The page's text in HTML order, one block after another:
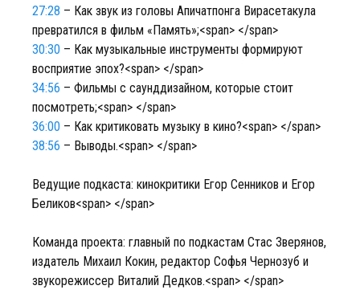
27:28 – Как звук из головы Апичатпонга Вирасетакула
превратился в фильм «Память»;<span> </span>
30:30 – Как музыкальные инструменты формируют
восприятие эпох?<span> </span>
34:56 – Фильмы с саунддизайном, которые стоит
посмотреть;<span> </span>
36:00 – Как критиковать музыку в кино?<span> </span>
38:56 – Выводы.<span> </span>
Ведущие подкаста: кинокритики Егор Сенников и Егор
Беликов<span> </span>
Команда проекта: главный по подкастам Стас Зверянов,
издатель Михаил Кокин, редактор Софья Чернозуб и
звукорежиссер Виталий Дедков.<span> </span>